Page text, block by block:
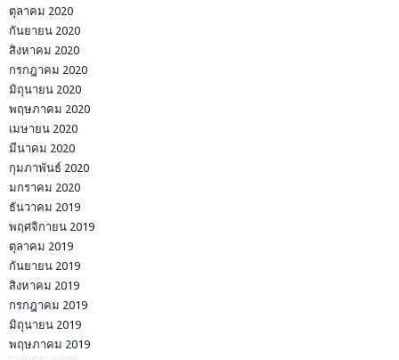
ตุลาคม 2020
กันยายน 2020
สิงหาคม 2020
กรกฎาคม 2020
มิถุนายน 2020
พฤษภาคม 2020
เมษายน 2020
มีนาคม 2020
กุมภาพันธ์ 2020
มกราคม 2020
ธันวาคม 2019
พฤศจิกายน 2019
ตุลาคม 2019
กันยายน 2019
สิงหาคม 2019
กรกฎาคม 2019
มิถุนายน 2019
พฤษภาคม 2019